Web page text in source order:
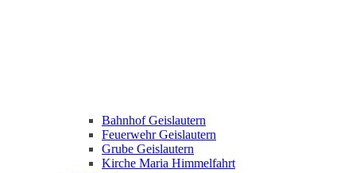
Bahnhof Geislautern
Feuerwehr Geislautern
Grube Geislautern
Kirche Maria Himmelfahrt